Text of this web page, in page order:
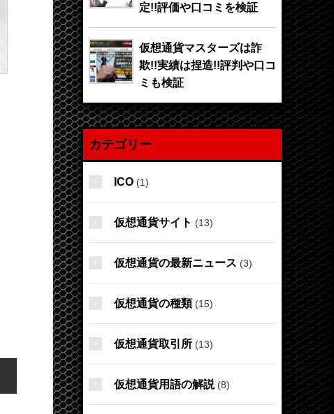
定!!評価や口コミを検証
仮想通貨マスターズは詐
欺!!実績は捏造!!評判や口コ
ミも検証
カテゴリー
ICO (1)
仮想通貨サイト (13)
仮想通貨の最新ニュース (3)
仮想通貨の種類 (15)
仮想通貨取引所 (13)
仮想通貨用語の解説(8)